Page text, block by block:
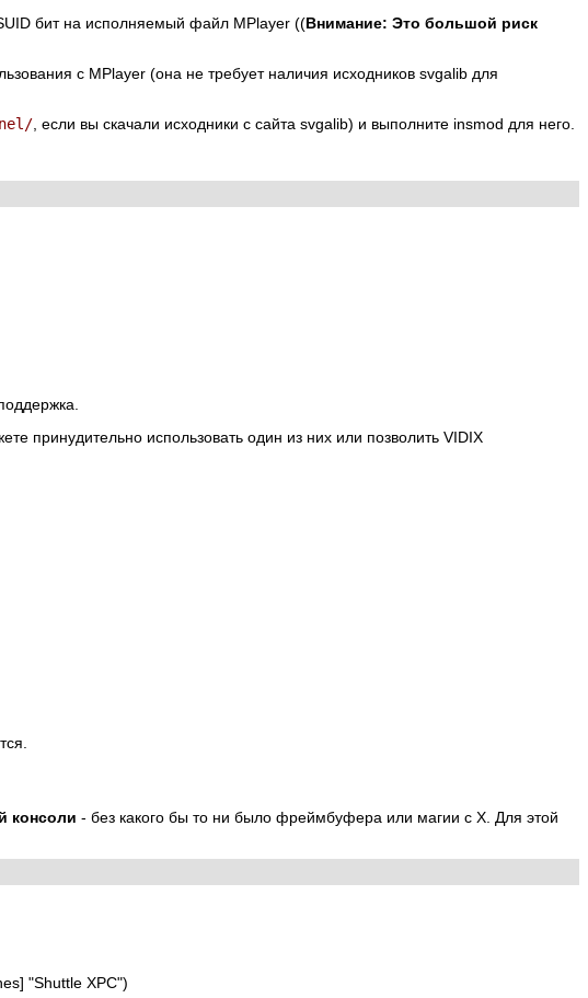
бит на исполняемый файл MPlayer ((Внимание: Это большой риск
с MPlayer (она не требует наличия исходников svgalib для
, если вы скачали исходники с сайта svgalib) и выполните insmod для него.
принудительно использовать один из них или позволить VIDIX
консоли - без какого бы то ни было фреймбуфера или магии с X. Для этой
"Shuttle XPC")